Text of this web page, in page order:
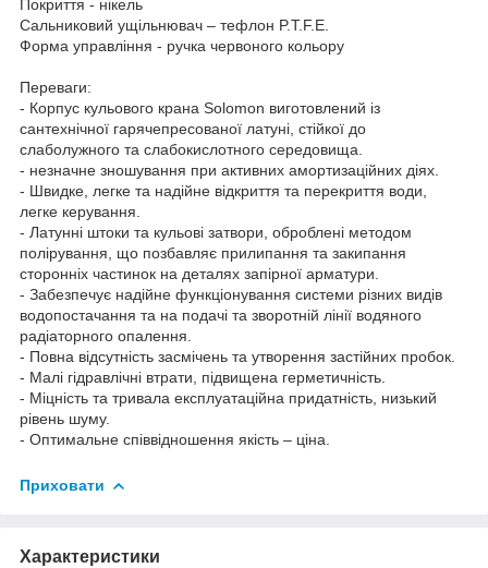
Покриття - нікель
Сальниковий ущільнювач – тефлон P.T.F.E.
Форма управління - ручка червоного кольору
Переваги:
- Корпус кульового крана Solomon виготовлений із
сантехнічної гарячепресованої латуні, стійкої до
слаболужного та слабокислотного середовища.
- незначне зношування при активних амортизаційних діях.
- Швидке, легке та надійне відкриття та перекриття води,
легке керування.
- Латунні штоки та кульові затвори, оброблені методом
полірування, що позбавляє прилипання та закипання
сторонніх частинок на деталях запірної арматури.
- Забезпечує надійне функціонування системи різних видів
водопостачання та на подачі та зворотній лінії водяного
радіаторного опалення.
- Повна відсутність засмічень та утворення застійних пробок.
- Малі гідравлічні втрати, підвищена герметичність.
- Міцність та тривала експлуатаційна придатність, низький
рівень шуму.
- Оптимальне співвідношення якість – ціна.
Приховати
Характеристики